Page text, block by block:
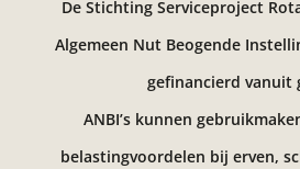
De Stichting Serviceproject
Algemeen Nut Beogende
gefinancierd vanuit
ANBI’s kunnen
belastingvoordelen bij erven,